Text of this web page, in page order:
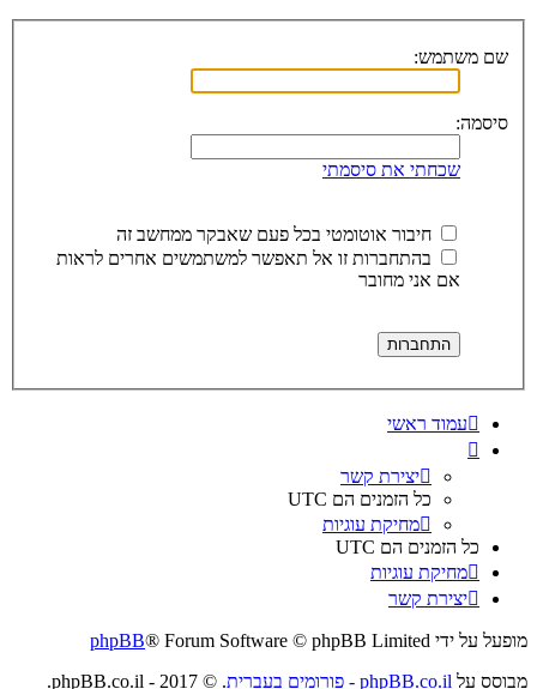
שם משתמש:
סיסמה:
שכחתי את סיסמתי
חיבור אוטומטי בכל פעם שאבקר ממחשב זה
בהתחברות זו אל תאפשר למשתמשים אחרים לראות
אם אני מחובר
עמוד ראשי
יצירת קשר
כל הזמנים הם UTC
מחיקת עוגיות
כל הזמנים הם UTC
מחיקת עוגיות
יצירת קשר
מופעל על ידי phpBB® Forum Software © phpBB Limited
מבוסס על phpBB.co.il - פורומים בעברית . © 2017 - phpBB.co.il.